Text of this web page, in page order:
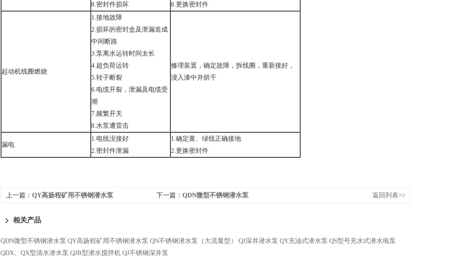
8.密封件损坏
8.更换密封件
起动机线圈燃烧
1.接地故障
2.损坏的密封盒及泄漏造成
中间断路
3.泵离水运转时间太长
4.超负荷运转
5.转子断裂
6.电缆开裂，泄漏及电缆受
潮
7.频繁开关
8.水泵遭雷击
修理装置，确定故障，拆线圈，重新接好，
浸入漆中并烘干
漏电
1.电线没接好
2.密封件泄漏
1.确定黄、绿线正确接地
2.更换密封件
上一篇： QY高扬程矿用不锈钢潜水泵 下一篇： QDN微型不锈钢潜水泵 返回列表>>
相关产品
QDN微型不锈钢潜水泵 QY高扬程矿用不锈钢潜水泵 QN不锈钢潜水泵（大流量型） QJ深井潜水泵 QY充油式潜水泵 QS型号充水式潜水电泵
QDX、QX型清水潜水泵 QJB型潜水搅拌机 QJ不锈钢深井泵